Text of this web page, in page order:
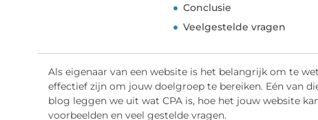
Conclusie
Veelgestelde vragen
Als eigenaar van een website is het belangrijk om te
effectief zijn om jouw doelgroep te bereiken. Eén van
blog leggen we uit wat CPA is, hoe het jouw website
voorbeelden en veel gestelde vragen.